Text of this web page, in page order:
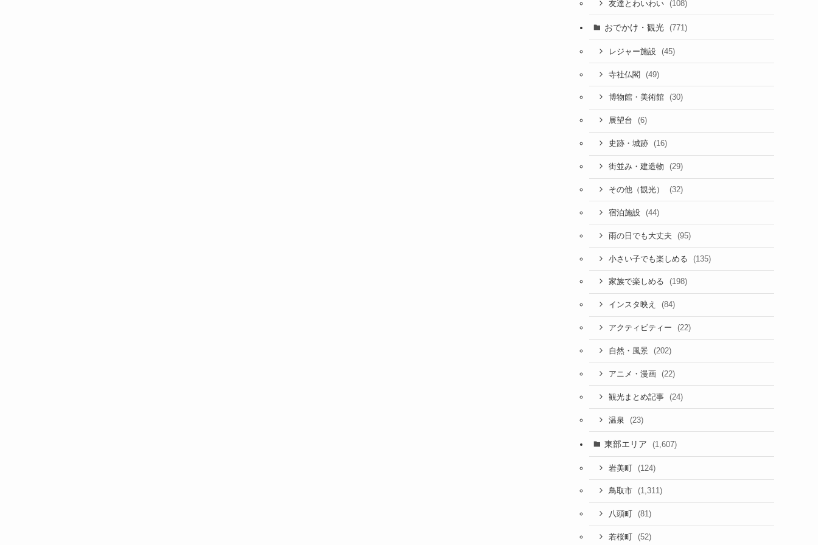
友達とわいわい (108)
おでかけ・観光 (771)
レジャー施設 (45)
寺社仏閣 (49)
博物館・美術館 (30)
展望台 (6)
史跡・城跡 (16)
街並み・建造物 (29)
その他（観光） (32)
宿泊施設 (44)
雨の日でも大丈夫 (95)
小さい子でも楽しめる (135)
家族で楽しめる (198)
インスタ映え (84)
アクティビティー (22)
自然・風景 (202)
アニメ・漫画 (22)
観光まとめ記事 (24)
温泉 (23)
東部エリア (1,607)
岩美町 (124)
鳥取市 (1,311)
八頭町 (81)
若桜町 (52)